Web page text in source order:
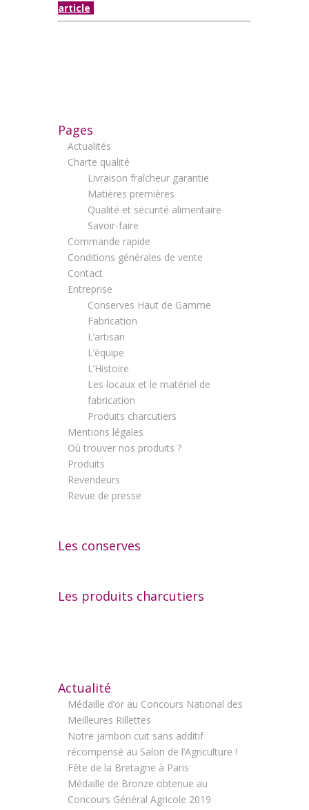
article
Pages
Actualités
Charte qualité
Livraison fraîcheur garantie
Matières premières
Qualité et sécurité alimentaire
Savoir-faire
Commande rapide
Conditions générales de vente
Contact
Entreprise
Conserves Haut de Gamme
Fabrication
L’artisan
L’équipe
L’Histoire
Les locaux et le matériel de
fabrication
Produits charcutiers
Mentions légales
Où trouver nos produits ?
Produits
Revendeurs
Revue de presse
Les conserves
Les produits charcutiers
Actualité
Médaille d’or au Concours National des
Meilleures Rillettes
Notre jambon cuit sans additif
récompensé au Salon de l’Agriculture !
Fête de la Bretagne à Paris
Médaille de Bronze obtenue au
Concours Général Agricole 2019